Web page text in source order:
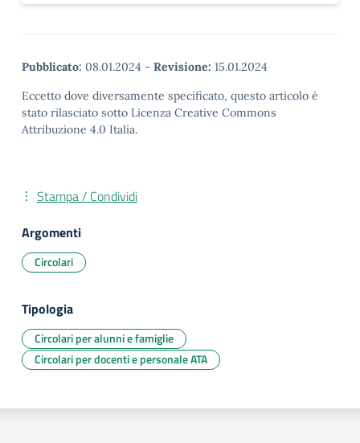
Pubblicato: 08.01.2024 - Revisione: 15.01.2024
Eccetto dove diversamente specificato, questo articolo è
stato rilasciato sotto Licenza Creative Commons
Attribuzione 4.0 Italia.
Stampa / Condividi
Argomenti
Circolari
Tipologia
Circolari per alunni e famiglie
Circolari per docenti e personale ATA